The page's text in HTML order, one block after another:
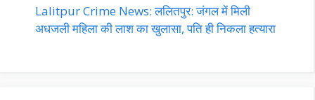
Lalitpur Crime News: ललितपुर: जंगल में मिली
अधजली महिला की लाश का खुलासा, पति ही निकला हत्यारा